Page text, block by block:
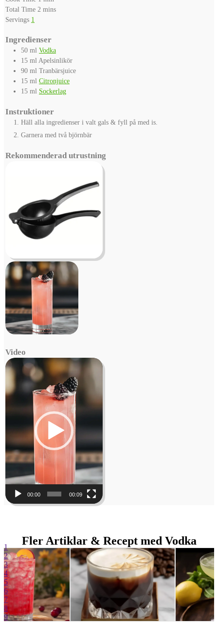
Total Time 2 minutes
mins
Servings 1
Ingredienser
50 ml Vodka
15 mlApelsinlikör
90 ml Tranbärsjuice
15 ml Citronjuice
15 ml Sockerlag
Instruktioner
Häll alla ingredienser i valt gals & fyll på med is.
Garnera med två björnbär
Rekommenderad utrustning
Video
Video
Player
00:00 00:09
Fler Artiklar & Recept med Vodka
1
2
3
4
5
6
7
8
9